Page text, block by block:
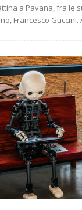
a Pavana, fra le
Francesco Guccini.